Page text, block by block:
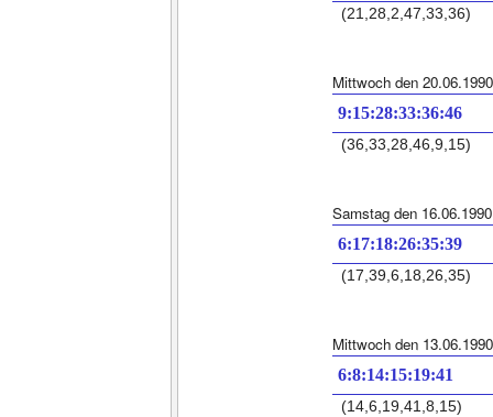
(21,28,2,47,33,36)
Mittwoch den 20.06.1990
9:15:28:33:36:46
(36,33,28,46,9,15)
Samstag den 16.06.1990
6:17:18:26:35:39
(17,39,6,18,26,35)
Mittwoch den 13.06.1990
6:8:14:15:19:41
(14,6,19,41,8,15)